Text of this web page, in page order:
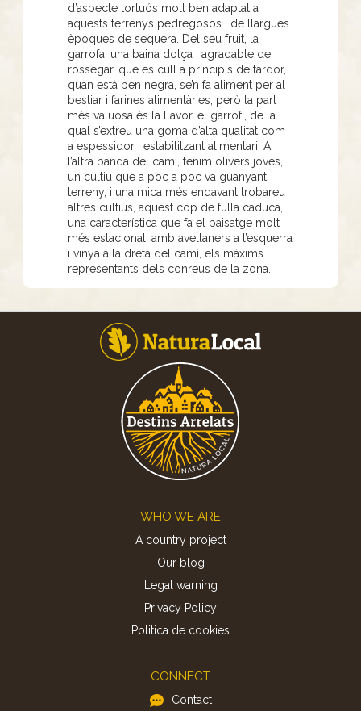
d’aspecte tortuós molt ben adaptat a
aquests terrenys pedregosos i de llargues
èpoques de sequera. Del seu fruit, la
garrofa, una baina dolça i agradable de
rossegar, que es cull a principis de tardor,
quan està ben negra, se’n fa aliment per al
bestiar i farines alimentàries, però la part
més valuosa és la llavor, el garrofí, de la
qual s’extreu una goma d’alta qualitat com
a espessidor i estabilitzant alimentari. A
l’altra banda del camí, tenim olivers joves,
un cultiu que a poc a poc va guanyant
terreny, i una mica més endavant trobareu
altres cultius, aquest cop de fulla caduca,
una característica que fa el paisatge molt
més estacional, amb avellaners a l’esquerra
i vinya a la dreta del camí, els màxims
representants dels conreus de la zona.
WHO WE ARE
A country project
Our blog
Legal warning
Privacy Policy
Politica de cookies
CONNECT
Contact